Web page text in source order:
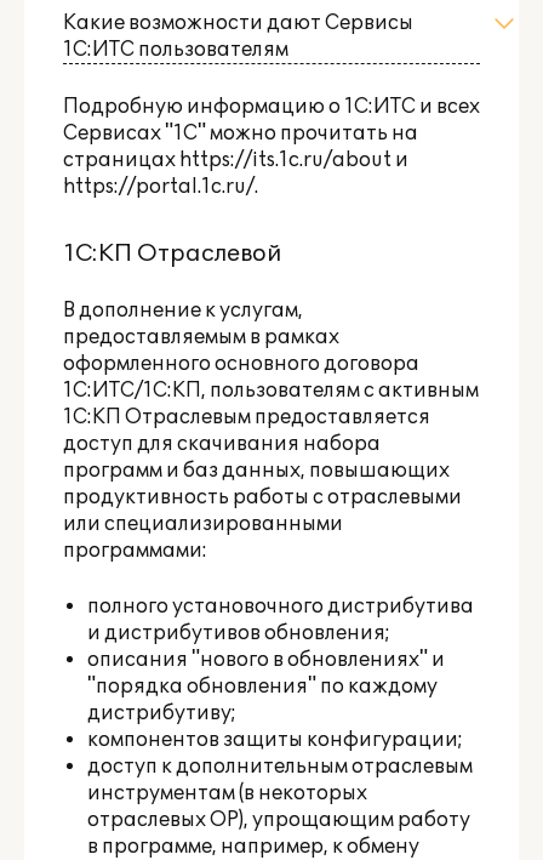
Какие возможности дают Сервисы
1С:ИТС пользователям
Подробную информацию о 1С:ИТС и всех
Сервисах "1С" можно прочитать на
страницах https://its.1c.ru/about и
https://portal.1c.ru/.
1С:КП Отраслевой
В дополнение к услугам,
предоставляемым в рамках
оформленного основного договора
1С:ИТС/1С:КП, пользователям с активным
1С:КП Отраслевым предоставляется
доступ для скачивания набора
программ и баз данных, повышающих
продуктивность работы с отраслевыми
или специализированными
программами:
полного установочного дистрибутива
и дистрибутивов обновления;
описания "нового в обновлениях" и
"порядка обновления" по каждому
дистрибутиву;
компонентов защиты конфигурации;
доступ к дополнительным отраслевым
инструментам (в некоторых
отраслевых ОР), упрощающим работу
в программе, например, к обмену